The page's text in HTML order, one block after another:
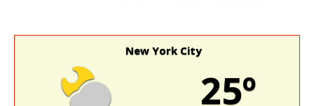
New York City
25º